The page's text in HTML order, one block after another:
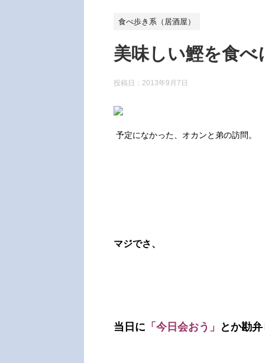
食べ歩き系（居酒屋）
美味しい鰹を食
投稿日： 2013年9月7日
予定になかった、オカンと弟の訪問。
マジでさ、
当日に 「今日会おう」 とか勘